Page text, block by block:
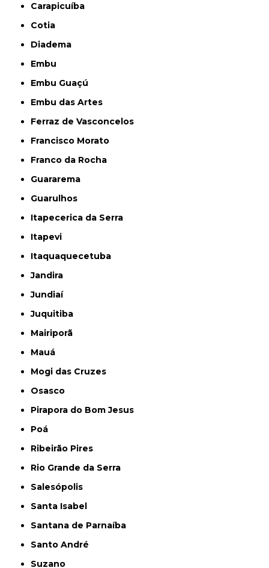
Carapicuíba
Cotia
Diadema
Embu
Embu Guaçú
Embu das Artes
Ferraz de Vasconcelos
Francisco Morato
Franco da Rocha
Guararema
Guarulhos
Itapecerica da Serra
Itapevi
Itaquaquecetuba
Jandira
Jundiaí
Juquitiba
Mairiporã
Mauá
Mogi das Cruzes
Osasco
Pirapora do Bom Jesus
Poá
Ribeirão Pires
Rio Grande da Serra
Salesópolis
Santa Isabel
Santana de Parnaíba
Santo André
Suzano